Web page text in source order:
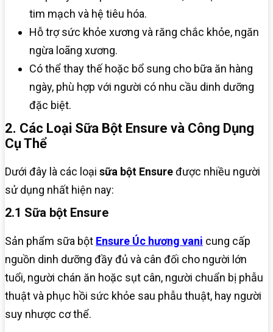
tim mạch và hệ tiêu hóa.​
Hỗ trợ sức khỏe xương và răng chắc khỏe, ngăn
ngừa loãng xương.​
Có thể thay thế hoặc bổ sung cho bữa ăn hàng
ngày, phù hợp với người có nhu cầu dinh dưỡng
đặc biệt.​
2. Các Loại Sữa Bột Ensure và Công Dụng
Cụ Thể
Dưới đây là các loại sữa bột Ensuređược nhiều người
sử dụng nhất hiện nay:
2.1 Sữa bột Ensure
Sản phẩm sữa bột Ensure Úc hương vani cung cấp
nguồn dinh dưỡng đầy đủ và cân đối cho người lớn
tuổi, người chán ăn hoặc sụt cân, người chuẩn bị phẫu
thuật và phục hồi sức khỏe sau phẫu thuật, hay ​người
suy nhược cơ thể.